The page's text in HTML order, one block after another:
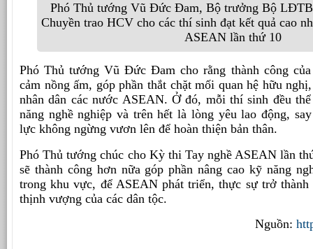
Phó Thủ tướng Vũ Đức Đam, Bộ trưởng Bộ
Chuyền trao HCV cho các thí sinh đạt kết quả cao
ASEAN lần thứ 10
Phó Thủ tướng Vũ Đức Đam cho rằng thành công
cảm nồng ấm, góp phần thắt chặt mối quan hệ hữu
nhân dân các nước ASEAN. Ở đó, mỗi thí sinh đều
năng nghề nghiệp và trên hết là lòng yêu lao động,
lực không ngừng vươn lên để hoàn thiện bản thân.
Phó Thủ tướng chúc cho Kỳ thi Tay nghề ASEAN lần
sẽ thành công hơn nữa góp phần nâng cao kỹ năng
trong khu vực, để ASEAN phát triển, thực sự trở thành
thịnh vượng của các dân tộc.
Nguồn: